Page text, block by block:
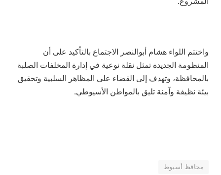
واختتم اللواء هشام أبوالنصر الاجتماع بالتأكيد على أن
المنظومة الجديدة تمثل نقلة نوعية في إدارة المخلفات الصلبة
بالمحافظة، وتهدف إلى القضاء على المظاهر السلبية وتحقيق
بيئة نظيفة وآمنة تليق بالمواطن الأسيوطي.
محافظ أسيوط